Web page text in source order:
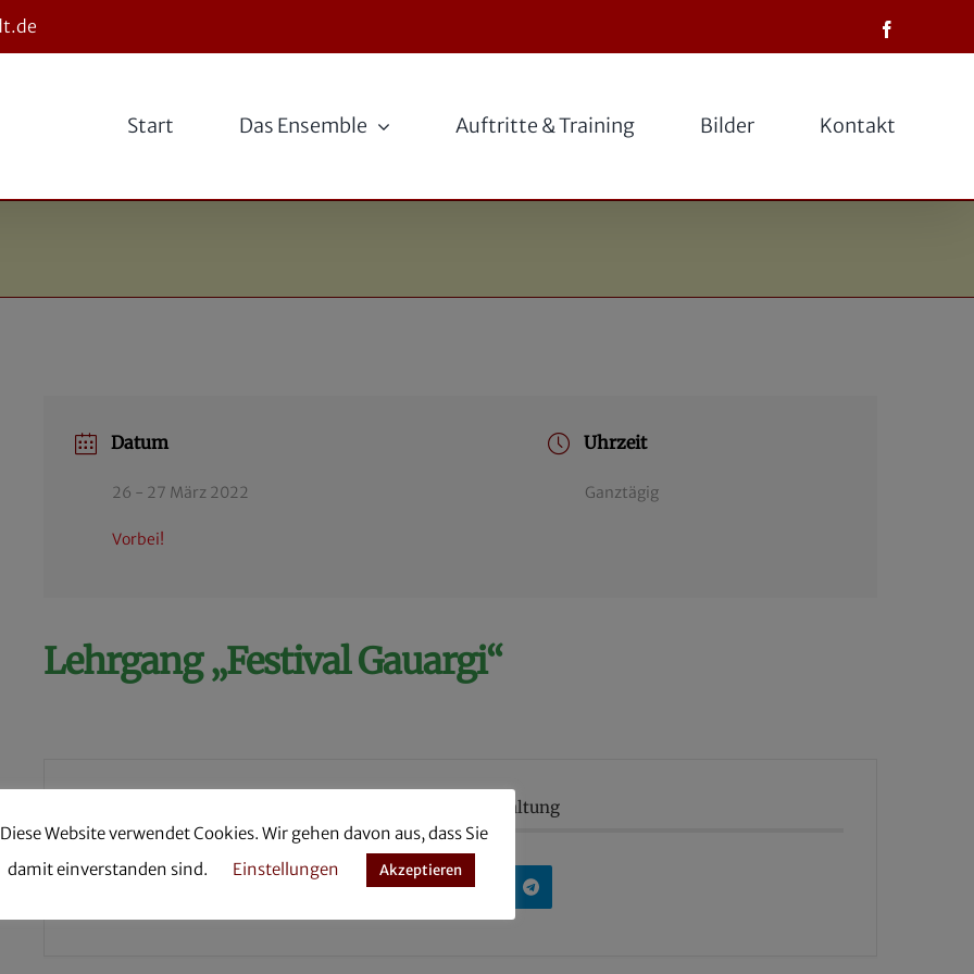
Start Das Ensemble Auftritte & Training Bilder Kontakt
Datum
26 - 27 März 2022
Vorbei!
Uhrzeit
Ganztägig
Lehrgang „Festival Gauargi“
Teile diese Veranstaltung
Diese Website verwendet Cookies. Wir gehen davon aus, dass Sie
damit einverstanden sind.
Einstellungen Akzeptieren